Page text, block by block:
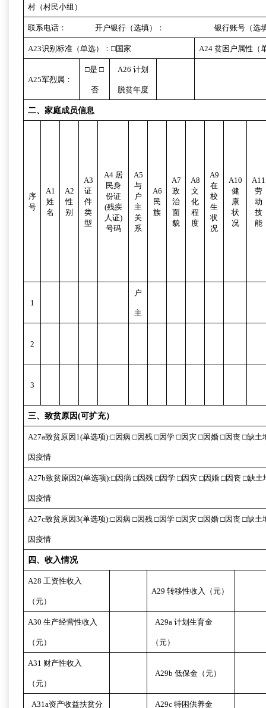
村（村民小组）
联系电话： 开户银行（选填）： 银行账号（选填
A23识别标准（单选）：□国家 A24贫困户属性（
A25军烈属：
□是 □
否
A26 计划
脱贫年度
二、家庭成员信息
序
号
A1
姓
名
A2
性
别
A3
证
件
类
型
A4 居
民身
份证
(残疾
人证)
号码
A5
与
户
主
关
系
A6
民
族
A7
政
治
面
貌
A8
文
化
程
度
A9
在
校
生
状
况
A10
健
康
状
况
A11
劳
动
技
能
1
户
主
2
3
三、致贫原因(可扩充）
A27a致贫原因1(单选项):□因病 □因残□因学□因灾□因婚□因丧□缺土
因疫情
A27b致贫原因2(单选项):□因病 □因残□因学□因灾□因婚□因丧□缺土
因疫情
A27c致贫原因3(单选项):□因病□因残□因学□因灾□因婚□因丧□缺土
因疫情
四、收入情况
A28 工资性收入
（元）
A29转移性收入（元）
A30生产经营性收入
（元）
A29a计划生育金
（元）
A31 财产性收入
（元）
A29b低保金（元）
A31a资产收益扶贫分 A29c特困供养金